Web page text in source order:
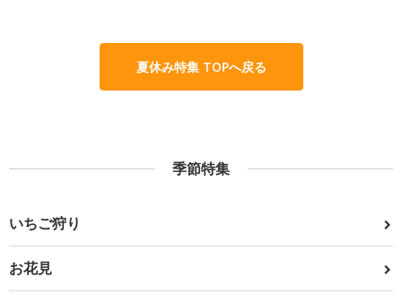
夏休み特集 TOPへ戻る
季節特集
いちご狩り
お花見